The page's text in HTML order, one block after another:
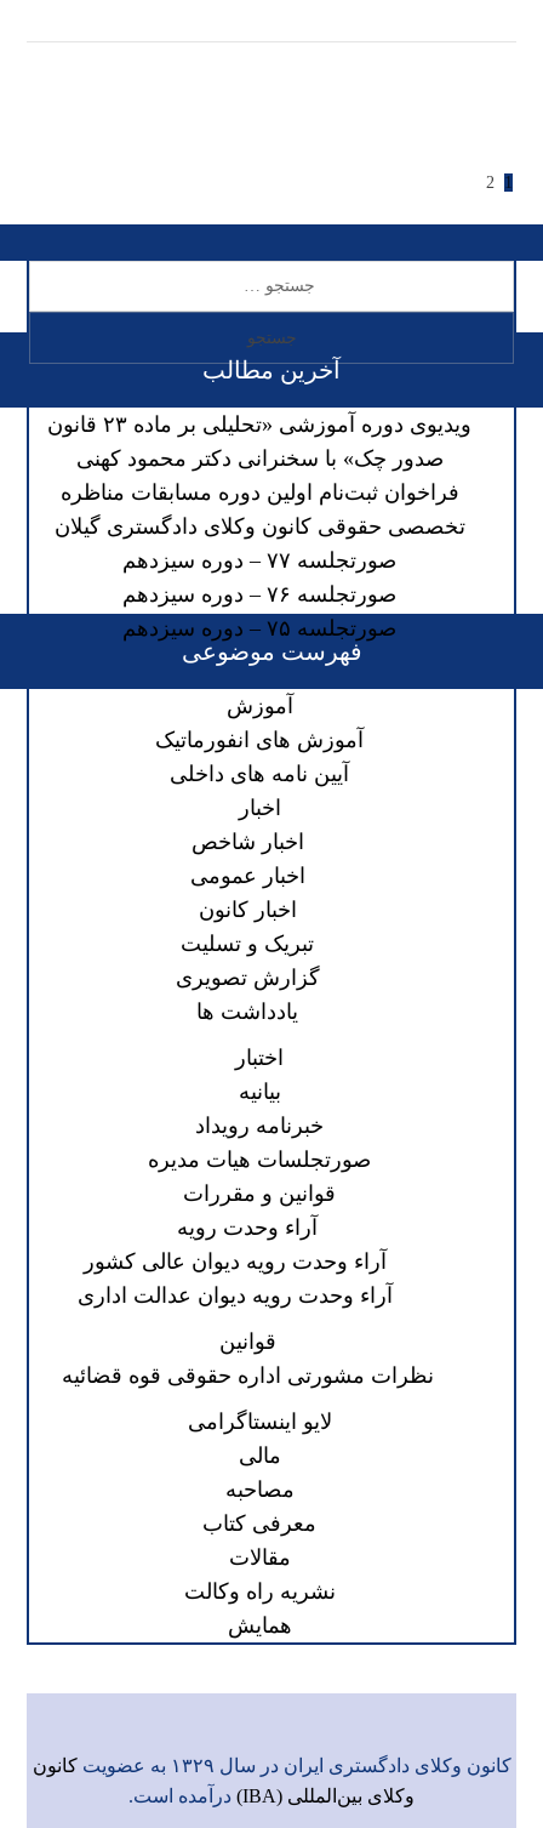
1
2
آخرین مطالب
ویدیوی دوره آموزشی «تحلیلی بر ماده ۲۳ قانون
صدور چک» با سخنرانی دکتر محمود کهنی
فراخوان ثبت‌نام اولین دوره مسابقات مناظره
تخصصی حقوقی کانون وکلای دادگستری گیلان
صورتجلسه ۷۷ – دوره سیزدهم
صورتجلسه ۷۶ – دوره سیزدهم
صورتجلسه ۷۵ – دوره سیزدهم
فهرست موضوعی
آموزش
آموزش های انفورماتیک
آیین نامه های داخلی
اخبار
اخبار شاخص
اخبار عمومی
اخبار کانون
تبریک و تسلیت
گزارش تصویری
یادداشت ها
اختبار
بیانیه
خبرنامه رویداد
صورتجلسات هیات مدیره
قوانین و مقررات
آراء وحدت رویه
آراء وحدت رویه دیوان عالی کشور
آراء وحدت رویه دیوان عدالت اداری
قوانین
نظرات مشورتی اداره حقوقی قوه قضائیه
لایو اینستاگرامی
مالی
مصاحبه
معرفی کتاب
مقالات
نشریه راه وکالت
همایش
کانون وکلای دادگستری ایران در سال ۱۳۲۹ به عضویت
کانون
وکلای بین‌المللی (IBA)
درآمده است.